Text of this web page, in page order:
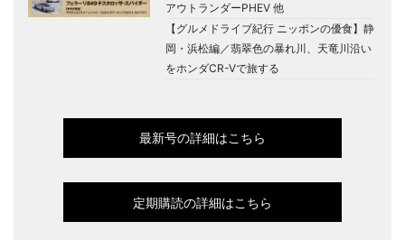
アウトランダーPHEV 他
【グルメドライブ紀行 ニッポンの優食】静
岡・浜松編／翡翠色の暴れ川、天竜川沿い
をホンダCR-Vで旅する
最新号の詳細はこちら
定期購読の詳細はこちら